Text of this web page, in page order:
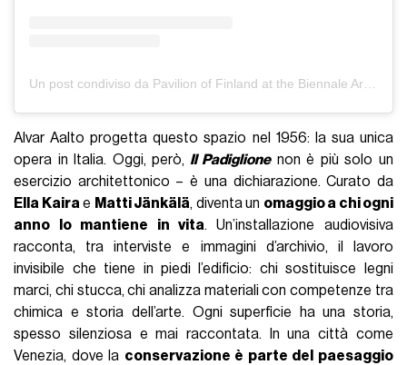
Un post condiviso da Pavilion of Finland at the Biennale Architettura (@finnishpavilion.architecture)
Alvar Aalto progetta questo spazio nel 1956: la sua unica
opera in Italia. Oggi, però, Il Padiglionenon è più solo un
esercizio architettonico – è una dichiarazione. Curato da
Ella Kairae Matti Jänkälä, diventa un omaggio a chi ogni
anno lo mantiene in vita. Un’installazione audiovisiva
racconta, tra interviste e immagini d’archivio, il lavoro
invisibile che tiene in piedi l’edificio: chi sostituisce legni
marci, chi stucca, chi analizza materiali con competenze tra
chimica e storia dell’arte. Ogni superficie ha una storia,
spesso silenziosa e mai raccontata. In una città come
Venezia, dove la conservazione è parte del paesaggio